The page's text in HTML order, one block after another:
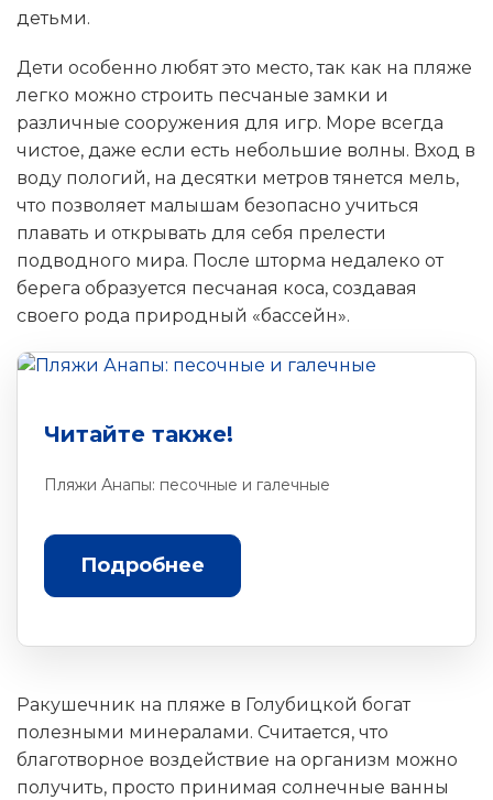
детьми.
Дети особенно любят это место, так как на пляже
легко можно строить песчаные замки и
различные сооружения для игр. Море всегда
чистое, даже если есть небольшие волны. Вход в
воду пологий, на десятки метров тянется мель,
что позволяет малышам безопасно учиться
плавать и открывать для себя прелести
подводного мира. После шторма недалеко от
берега образуется песчаная коса, создавая
своего рода природный «бассейн».
Читайте также!
Пляжи Анапы: песочные и галечные
Подробнее
Ракушечник на пляже в Голубицкой богат
полезными минералами. Считается, что
благотворное воздействие на организм можно
получить, просто принимая солнечные ванны